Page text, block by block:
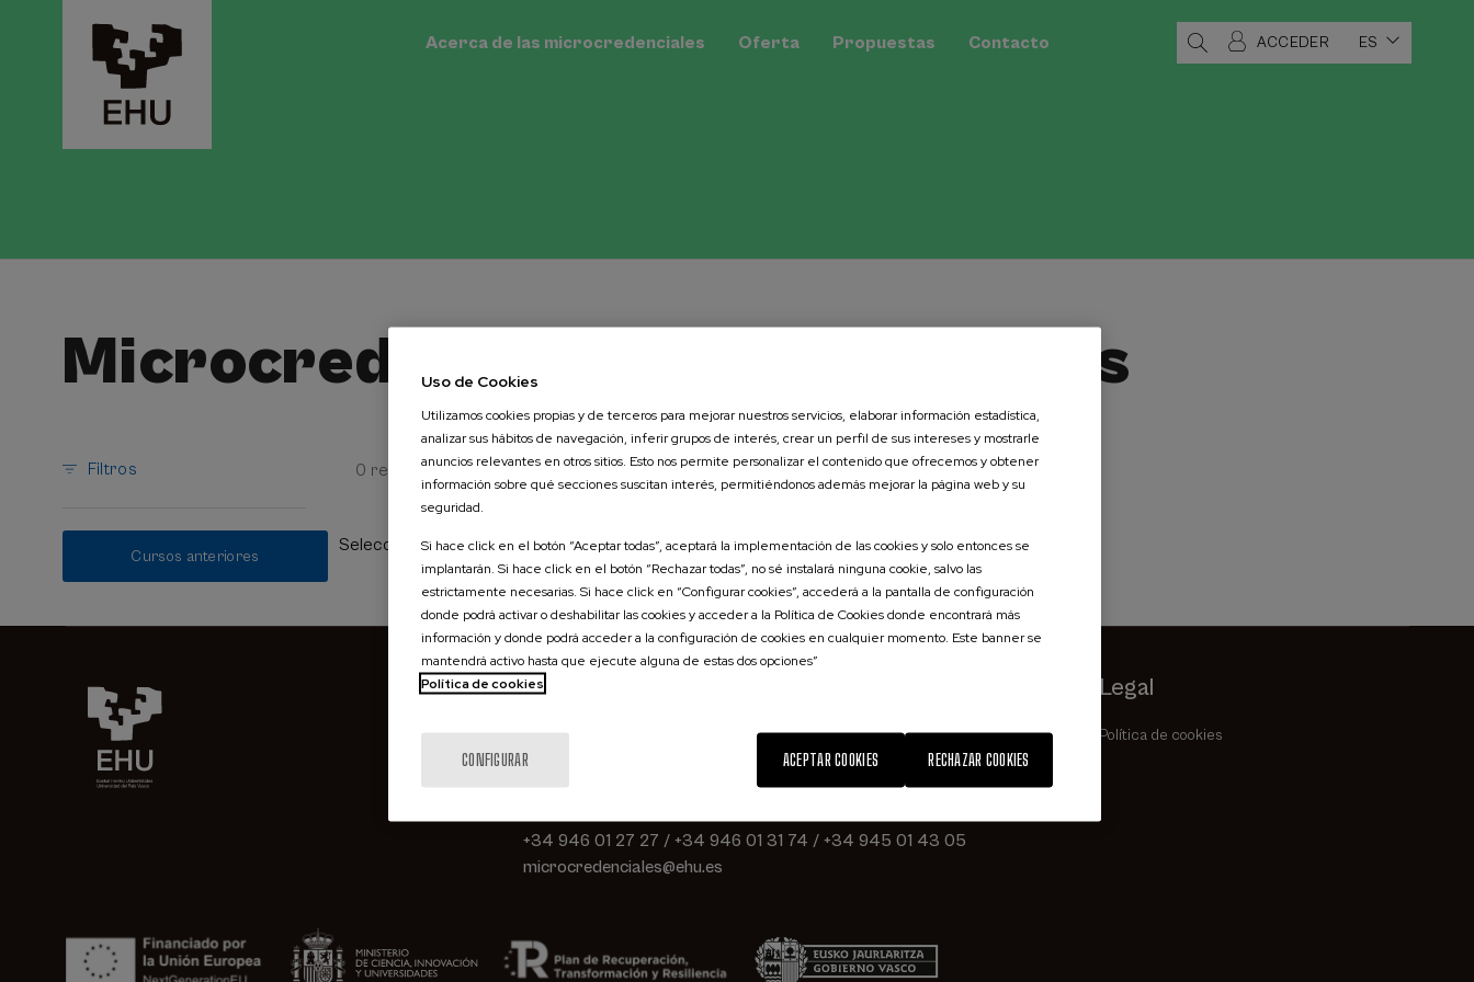
Ehuprest:
Acerca de las microcredenciales Oferta Propuestas Contacto ACCEDER ES
Microcredenciales Universitarias
Filtros
Cursos anteriores
0 resultados Borrar filtros
Seleccione cualquier filtro y pulse Aplicar para ver los resultados
Contacto
Universidad del País Vasco / Euskal Herriko Unibertsitatea EHU
Barrio Sarriena s/n
48940 Leioa-Erandio
+34 946 01 27 27 / +34 946 01 31 74 / +34 945 01 43 05
microcredenciales@ehu.es
Legal
Política de cookies
Uso de Cookies
Utilizamos cookies propias y de terceros para mejorar nuestros servicios, elaborar información estadística,
analizar sus hábitos de navegación, inferir grupos de interés, crear un perfil de sus intereses y mostrarle
anuncios relevantes en otros sitios. Esto nos permite personalizar el contenido que ofrecemos y obtener
información sobre qué secciones suscitan interés, permitiéndonos además mejorar la página web y su
seguridad.
Si hace click en el botón “Aceptar todas”, aceptará la implementación de las cookies y solo entonces se
implantarán. Si hace click en el botón “Rechazar todas”, no sé instalará ninguna cookie, salvo las
estrictamente necesarias. Si hace click en “Configurar cookies”, accederá a la pantalla de configuración
donde podrá activar o deshabilitar las cookies y acceder a la Política de Cookies donde encontrará más
información y donde podrá acceder a la configuración de cookies en cualquier momento. Este banner se
mantendrá activo hasta que ejecute alguna de estas dos opciones”
Política de cookies
CONFIGURAR RECHAZAR COOKIES
ACEPTAR COOKIES